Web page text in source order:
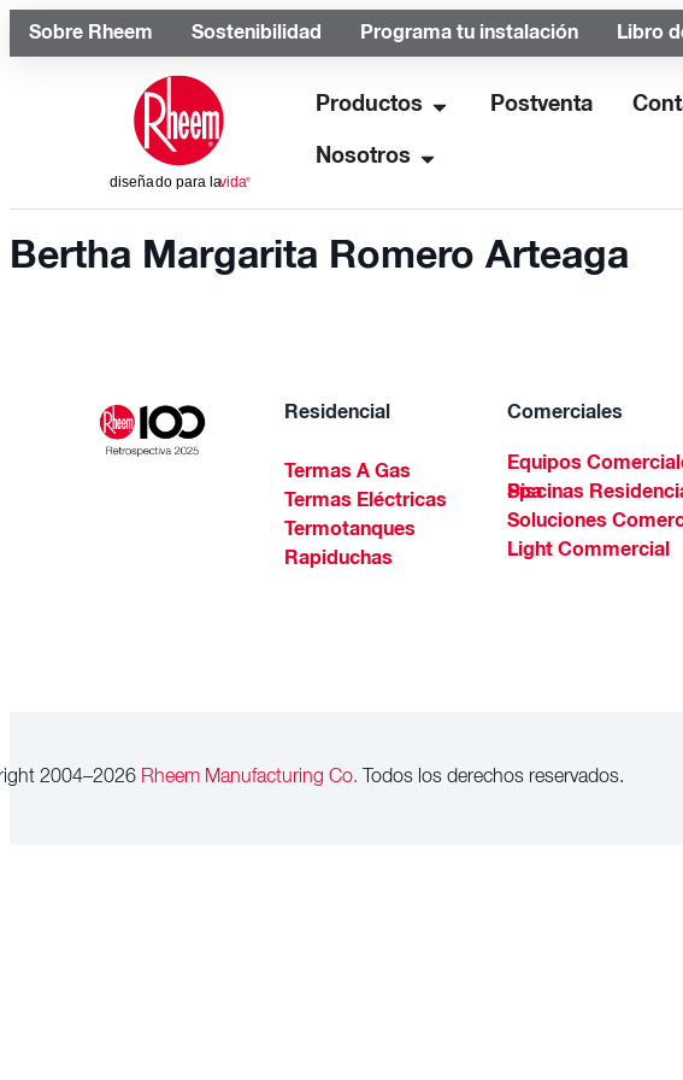
Sobre Rheem Sostenibilidad Programa tu instalación Libro
Productos Postventa
Nosotros
Bertha Margarita Romero Arteaga
Residencial
Termas A Gas
Termas Eléctricas
Termotanques
Rapiduchas
Comerciales
Equipos
Piscinas Residenciales Y Spa
Soluciones
Light Commercial
2004–2026Rheem Manufacturing Co. Todos los derechos reservados.